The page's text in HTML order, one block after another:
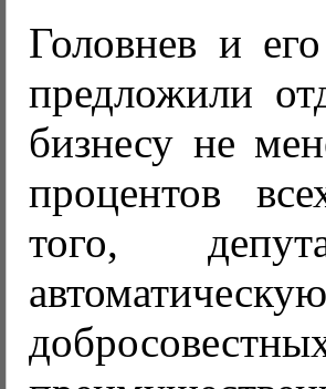
Головнев и
предложили
бизнесу не
процентов
того,